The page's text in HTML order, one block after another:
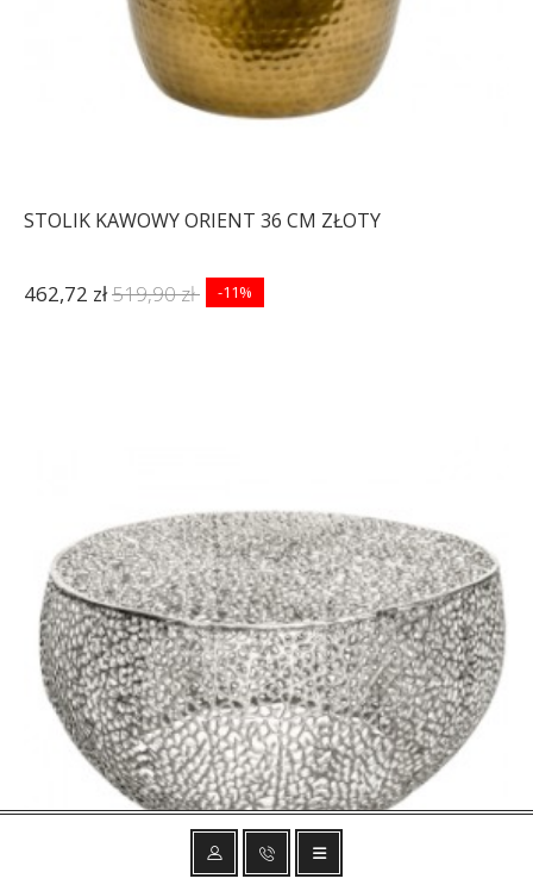
STOLIK KAWOWY ORIENT 36 CM ZŁOTY
462,72 zł519,90 zł -11%